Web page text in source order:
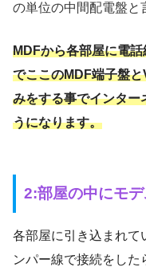
の単位の中間配電盤と
MDFから各部屋に電
でここのMDF端子盤
みをする事でインター
うになります。
2:部屋の中にモ
各部屋に引き込まれて
ンパー線で接続をした